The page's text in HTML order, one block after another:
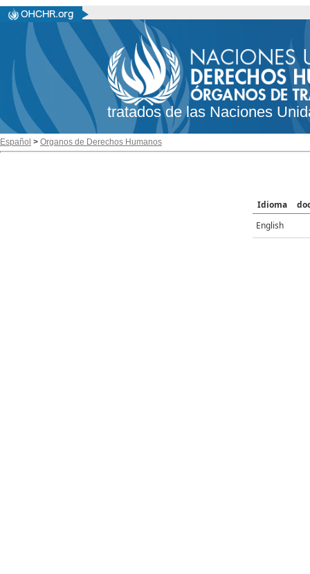
tratados de las Naciones
Español > Organos de Derechos Humanos
Idioma
English